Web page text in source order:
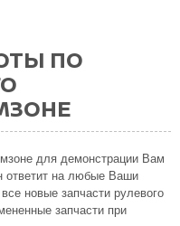
ПО
для демонстрации Вам
ответит на любые Ваши
новые запчасти рулевого
запчасти при